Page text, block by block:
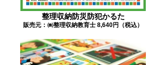
整理収納防災防犯かるた
販売元：㈱整理収納教育士 8,640円（税込）